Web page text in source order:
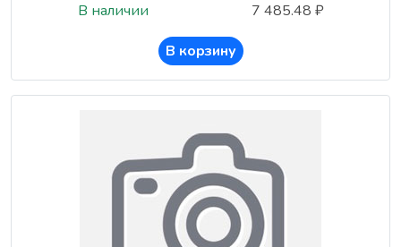
В наличии
7 485.48 ₽
В корзину